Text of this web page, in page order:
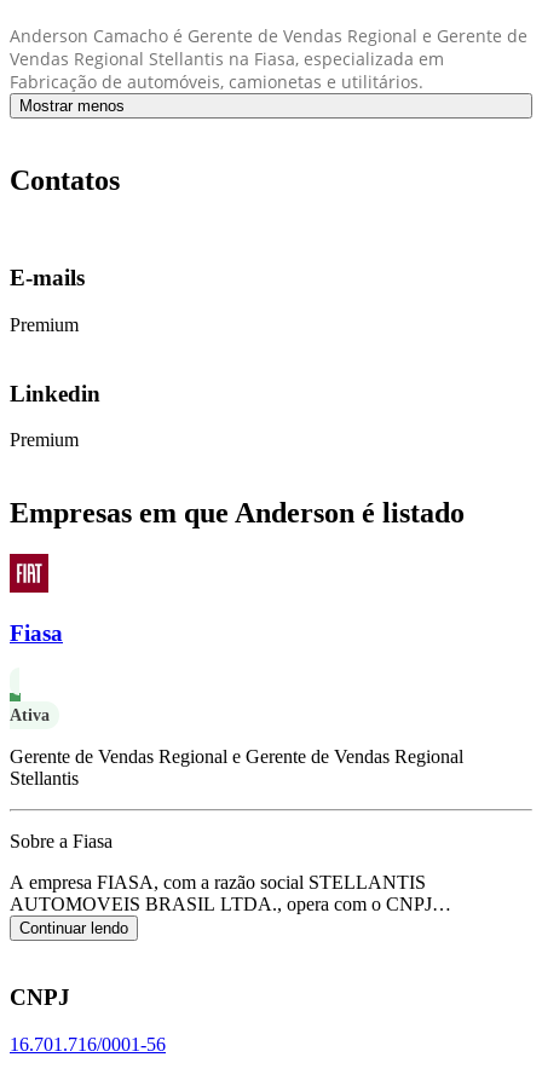
Anderson Camacho é Gerente de Vendas Regional e Gerente de
Vendas Regional Stellantis na Fiasa, especializada em
Fabricação de automóveis, camionetas e utilitários.
Mostrar menos
Contatos
E-mails
Premium
Linkedin
Premium
Empresas em que Anderson é listado
Fiasa
Ativa
Gerente de Vendas Regional e Gerente de Vendas Regional
Stellantis
Sobre a Fiasa
A empresa FIASA, com a razão social STELLANTIS
AUTOMOVEIS BRASIL LTDA., opera com o CNPJ
16.701.716/0001-56 e tem sua sede localizada em Betim/MG.
foco principal de atuação é de fabricação de automóveis, camionetas
Continuar lendo
CNPJ
16.701.716/0001-56